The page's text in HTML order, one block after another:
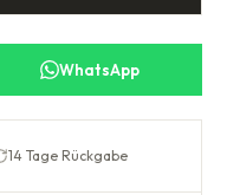
WhatsApp
14 Tage Rückgabe